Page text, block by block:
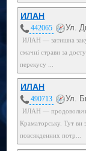
ИЛАН
442065 Ул.
ИЛАН — затишна
смачні страви за
перекусу ...
ИЛАН
490713 Ул.
ИЛАН —
Краматорську. Тут ви
повсякденних потр...